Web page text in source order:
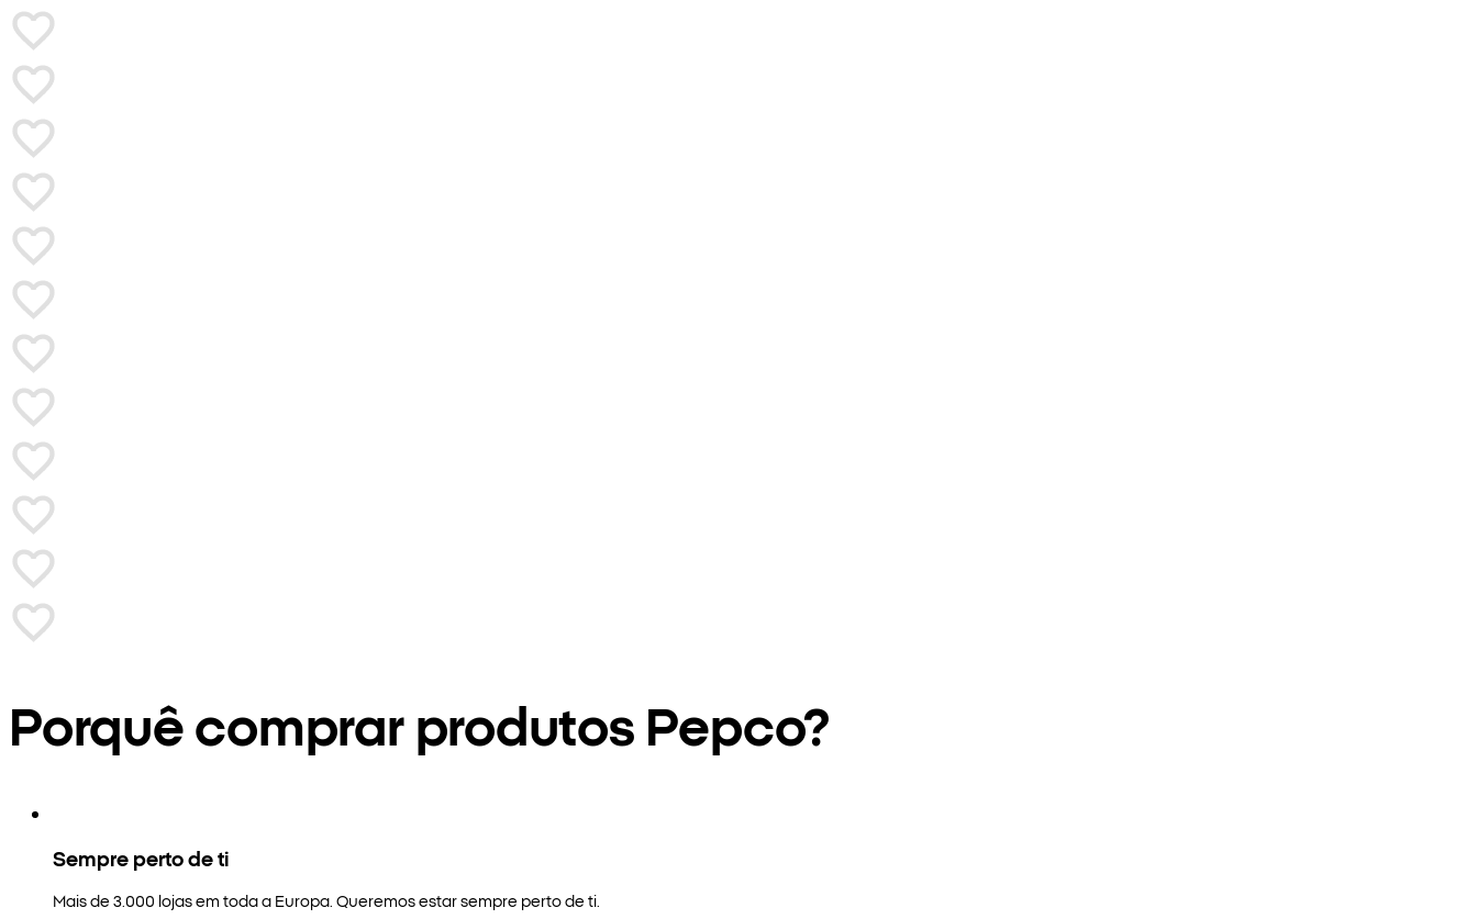
Porquê comprar produtos Pepco?
Sempre perto de ti
Mais de 3.000 lojas em toda a Europa. Queremos estar sempre perto de ti.